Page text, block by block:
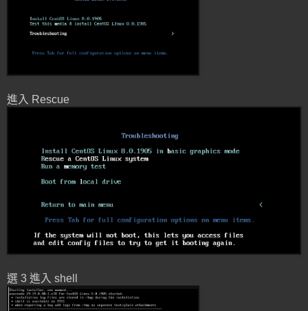
進入 Rescue
選 3 進入 shell